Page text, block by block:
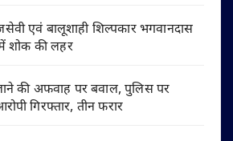
एवं बालूशाही शिल्पकार भगवानदास
शोक की लहर
की अफवाह पर बवाल, पुलिस पर
गिरफ्तार, तीन फरार